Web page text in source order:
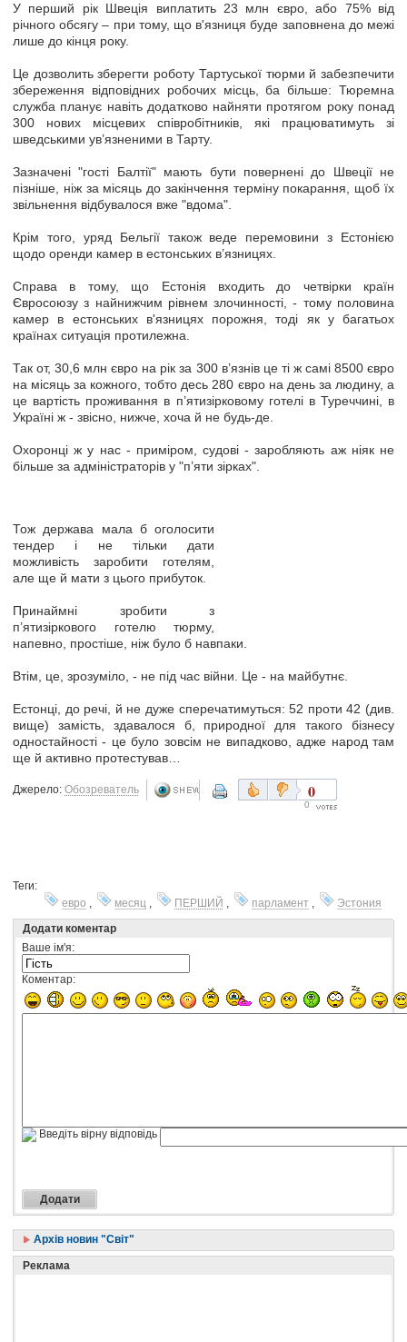
У перший рік Швеція виплатить 23 млн євро, або 75% від
річного обсягу – при тому, що в'язниця буде заповнена до межі
лише до кінця року.
Це дозволить зберегти роботу Тартуської тюрми й забезпечити
збереження відповідних робочих місць, ба більше: Тюремна
служба планує навіть додатково найняти протягом року понад
300 нових місцевих співробітників, які працюватимуть зі
шведськими ув’язненими в Тарту.
Зазначені "гості Балтії" мають бути повернені до Швеції не
пізніше, ніж за місяць до закінчення терміну покарання, щоб їх
звільнення відбувалося вже "вдома".
Крім того, уряд Бельгії також веде перемовини з Естонією
щодо оренди камер в естонських в’язницях.
Справа в тому, що Естонія входить до четвірки країн
Євросоюзу з найнижчим рівнем злочинності, - тому половина
камер в естонських в'язницях порожня, тоді як у багатьох
країнах ситуація протилежна.
Так от, 30,6 млн євро на рік за 300 в’язнів це ті ж самі 8500 євро
на місяць за кожного, тобто десь 280 євро на день за людину, а
це вартість проживання в п’ятизірковому готелі в Туреччині, в
Україні ж - звісно, нижче, хоча й не будь-де.
Охоронці ж у нас - приміром, судові - заробляють аж ніяк не
більше за адміністраторів у "п’яти зірках".
Тож держава мала б оголосити
тендер і не тільки дати
можливість заробити готелям,
але ще й мати з цього прибуток.
Принаймні зробити з
п’ятизіркового готелю тюрму,
напевно, простіше, ніж було б навпаки.
Втім, це, зрозуміло, - не під час війни. Це - на майбутнє.
Естонці, до речі, й не дуже сперечатимуться: 52 проти 42 (див.
вище) замість, здавалося б, природної для такого бізнесу
одностайності - це було зовсім не випадково, адже народ там
ще й активно протестував…
Джерело: Обозреватель 0
0
Теги:
евро , месяц , ПЕРШИЙ , парламент ,
Эстония
Додати коментар
Ваше ім'я:
Коментар:
Введіть вірну відповідь
Архів новин "Світ"
Реклама